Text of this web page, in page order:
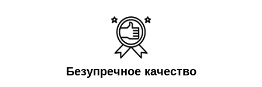
Безупречное качество